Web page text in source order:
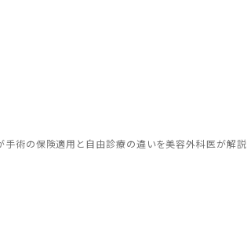
手術の保険適用と自由診療の違いを美容外科医が解説